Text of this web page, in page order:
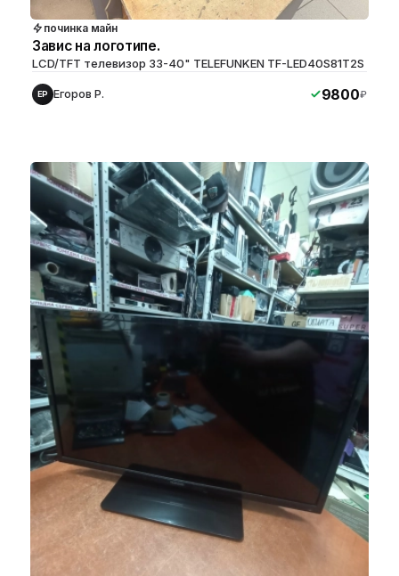
починка майн
Завис на логотипе.
LCD/TFT телевизор 33-40" TELEFUNKEN TF-LED40S81T2S
ЕР Егоров Р. 9800₽